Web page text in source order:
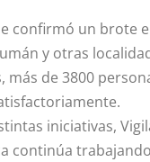
confirmó un brote
y otras
más de 3800
iniciativas,
continúa